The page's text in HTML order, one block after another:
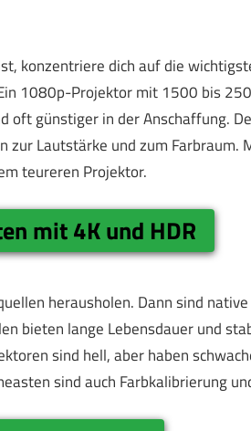
konzentriere dich auf die
1080p-Projektor mit 1500 bis
oft günstiger in der Anschaffung.
zur Lautstärke und zum
teureren Projektor.
mit 4K und HDR
herausholen. Dann sind
bieten lange Lebensdauer und
sind hell, aber haben
sind auch Farbkalibrierung